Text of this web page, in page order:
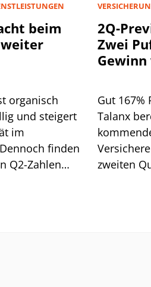
beim
organisch
und steigert
im
finden
Q2-Zahlen
2Q-
Zwei
Gut 167%
Talanx
zweiten